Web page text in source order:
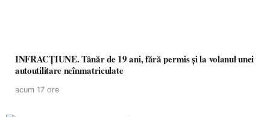
INFRACȚIUNE. Tânăr de 19 ani, fără permis și la volanul unei
autoutilitare neînmatriculate
acum 17 ore